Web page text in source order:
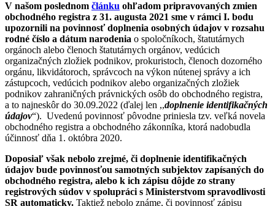
V našom poslednom článku ohľadom pripravovaných zmien
obchodného registra z 31. augusta 2021 sme v rámci I. bodu
upozornili na povinnosť doplnenia osobných údajov v rozsahu
rodné číslo a dátum narodenia o spoločníkoch, štatutárnych
orgánoch alebo členoch štatutárnych orgánov, vedúcich
organizačných zložiek podnikov, prokuristoch, členoch dozorného
orgánu, likvidátoroch, správcoch na výkon nútenej správy a ich
zástupcoch, vedúcich podnikov alebo organizačných zložiek
podnikov zahraničných právnických osôb do obchodného registra,
a to najneskôr do 30.09.2022 (ďalej len ,,doplnenie identifikačných
údajov“). Uvedenú povinnosť pôvodne priniesla tzv. veľká novela
obchodného registra a obchodného zákonníka, ktorá nadobudla
účinnosť dňa 1. októbra 2020.
Doposiaľ však nebolo zrejmé, či doplnenie identifikačných
údajov bude povinnosťou samotných subjektov zapísaných do
obchodného registra, alebo k ich zápisu dôjde zo strany
registrových súdov v spolupráci s Ministerstvom spravodlivosti
SR automaticky. Taktiež nebolo známe, či povinnosť zápisu